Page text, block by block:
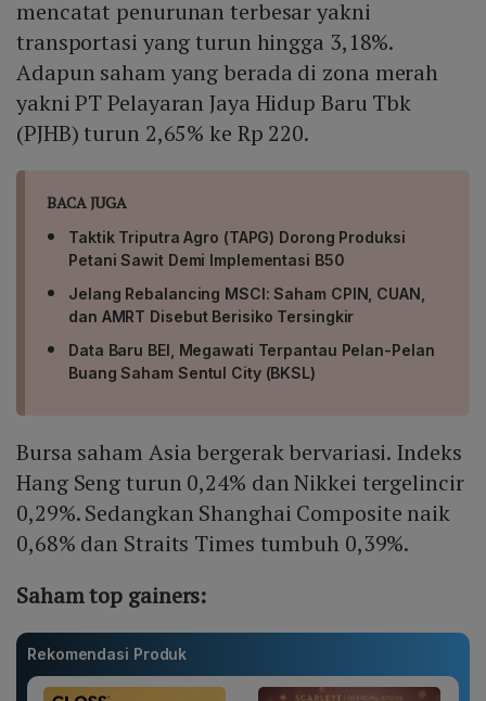
mencatat penurunan terbesar yakni
transportasi yang turun hingga 3,18%.
Adapun saham yang berada di zona merah
yakni PT Pelayaran Jaya Hidup Baru Tbk
(PJHB) turun 2,65% ke Rp 220.
BACA JUGA
Taktik Triputra Agro (TAPG) Dorong Produksi
Petani Sawit Demi Implementasi B50
Jelang Rebalancing MSCI: Saham CPIN, CUAN,
dan AMRT Disebut Berisiko Tersingkir
Data Baru BEI, Megawati Terpantau Pelan-Pelan
Buang Saham Sentul City (BKSL)
Bursa saham Asia bergerak bervariasi. Indeks
Hang Seng turun 0,24% dan Nikkei tergelincir
0,29%. Sedangkan Shanghai Composite naik
0,68% dan Straits Times tumbuh 0,39%.
Saham top gainers:
Rekomendasi Produk